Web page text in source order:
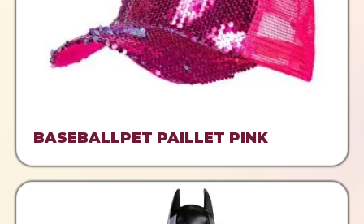
BASEBALLPET PAILLET PINK